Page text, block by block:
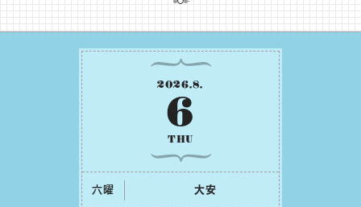
2026.8.
6
THU
六曜 ⼤安